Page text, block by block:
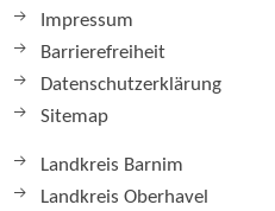
Impressum
Barrierefreiheit
Datenschutzerklärung
Sitemap
Landkreis Barnim
Landkreis Oberhavel